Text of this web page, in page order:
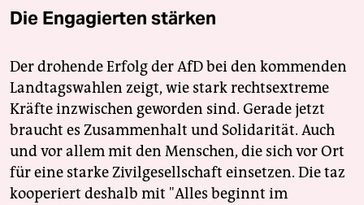
Die Engagierten stärken
Der drohende Erfolg der AfD bei den kommenden
Landtagswahlen zeigt, wie stark rechtsextreme
Kräfte inzwischen geworden sind. Gerade jetzt
braucht es Zusammenhalt und Solidarität. Auch
und vor allem mit den Menschen, die sich vor Ort
für eine starke Zivilgesellschaft einsetzen. Die taz
kooperiert deshalb mit "Alles beginnt im